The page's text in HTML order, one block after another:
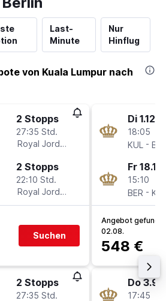
Last-
Minute
Nur
Hinflug
von Kuala Lumpur nach
2 Stopps
27:35 Std.
Royal Jordanian
2 Stopps
22:10 Std.
Royal Jordanian
Suchen
2 Stopps
27:35 Std.
Di 1.12.
18:05
KUL -
Fr 18.12.
15:10
BER -
Angebot
02.08.
548 €
Do 3.9.
17:45